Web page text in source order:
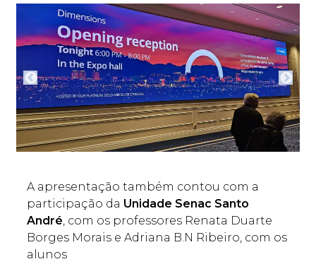
A apresentação também contou com a
participação da Unidade Senac Santo
André, com os professores Renata Duarte
Borges Morais e Adriana B.N Ribeiro, com os
alunos